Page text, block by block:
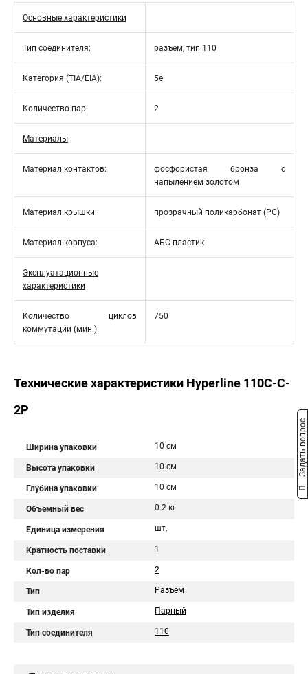
Основные характеристики
Тип соединителя: разъем, тип 110
Категория (TIA/EIA): 5e
Количество пар: 2
Материалы
Материал контактов:
фосфористая бронза с
напылением золотом
Материал крышки: прозрачный поликарбонат (PC)
Материал корпуса: АБС-пластик
Эксплуатационные
характеристики
Количество циклов
коммутации (мин.):
750
Технические характеристики Hyperline 110C-C-
2P
Ширина упаковки 10 см
Высота упаковки 10 см
Глубина упаковки 10 см
Объемный вес 0.2 кг
Единица измерения шт.
Кратность поставки 1
Кол-во пар 2
Тип Разъем
Тип изделия Парный
Тип соединителя 110
Задать вопрос